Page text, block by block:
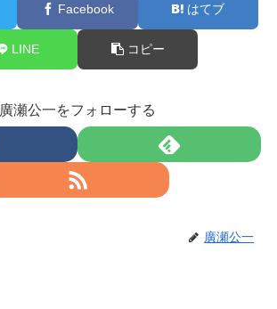
Facebook はてブ
LINE コピー
廣瀬公一をフォローする
廣瀬公一